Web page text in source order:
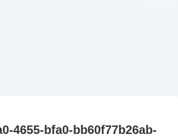
4655-bfa0-bb60f77b26ab-